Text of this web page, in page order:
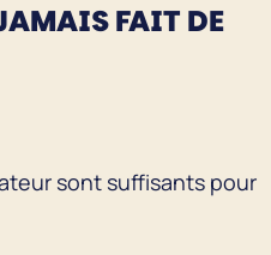
FAIT DE
sont suffisants pour